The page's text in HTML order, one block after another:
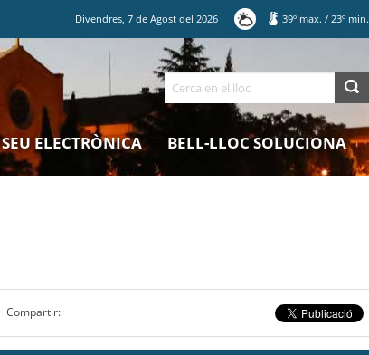
Divendres,7 deAgost del2026 39º max. / 23º min.
Cerca
SEU ELECTRÒNICA BELL-LLOC SOLUCIONA
Compartir: